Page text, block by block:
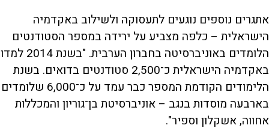
אתגרים נוספים נוגעים לתעסוקה ולשילוב באקדמיה
הישראלית – כלפה מצביע על ירידה במספר הסטודנטים
הלומדים באוניברסיטה בחברון הערבית. "בשנת 2014 למדו
באקדמיה הישראלית כ־2,500 סטודנטים בדואים. בשנת
הלימודים הקודמת המספר כבר עמד על כ־6,000 שלומדים
בארבעה מוסדות בנגב – אוניברסיטת בן־גוריון והמכללות
אחווה, אשקלון וספיר".